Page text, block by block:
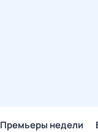
Премьеры недели